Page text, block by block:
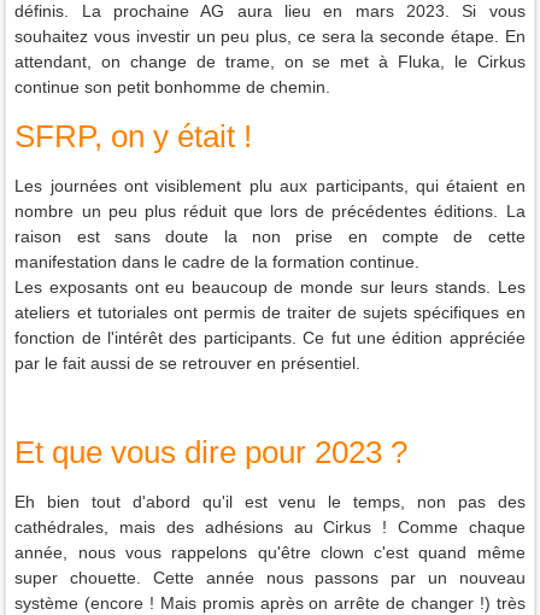
définis. La prochaine AG aura lieu en mars 2023. Si vous
souhaitez vous investir un peu plus, ce sera la seconde étape. En
attendant, on change de trame, on se met à Fluka, le Cirkus
continue son petit bonhomme de chemin.
SFRP, on y était !
Les journées ont visiblement plu aux participants, qui étaient en
nombre un peu plus réduit que lors de précédentes éditions. La
raison est sans doute la non prise en compte de cette
manifestation dans le cadre de la formation continue.
Les exposants ont eu beaucoup de monde sur leurs stands. Les
ateliers et tutoriales ont permis de traiter de sujets spécifiques en
fonction de l'intérêt des participants. Ce fut une édition appréciée
par le fait aussi de se retrouver en présentiel.
Et que vous dire pour 2023 ?
Eh bien tout d'abord qu'il est venu le temps, non pas des
cathédrales, mais des adhésions au Cirkus ! Comme chaque
année, nous vous rappelons qu'être clown c'est quand même
super chouette. Cette année nous passons par un nouveau
système (encore ! Mais promis après on arrête de changer !) très